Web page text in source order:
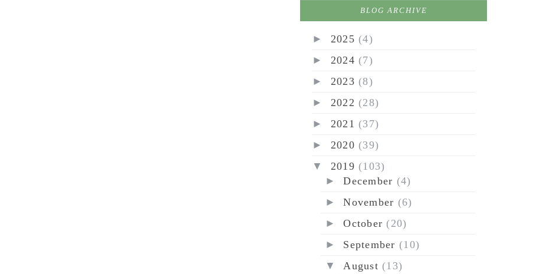
BLOG ARCHIVE
► 2025 (4)
► 2024 (7)
► 2023 (8)
► 2022 (28)
► 2021 (37)
► 2020 (39)
▼ 2019 (103)
►December (4)
►November (6)
►October (20)
► September (10)
▼August (13)